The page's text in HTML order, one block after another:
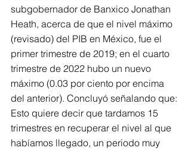
subgobernador de Banxico Jonathan
Heath, acerca de que el nivel máximo
(revisado) del PIB en México, fue el
primer trimestre de 2019; en el cuarto
trimestre de 2022 hubo un nuevo
máximo (0.03 por ciento por encima
del anterior). Concluyó señalando que:
Esto quiere decir que tardamos 15
trimestres en recuperar el nivel al que
habíamos llegado, un periodo muy